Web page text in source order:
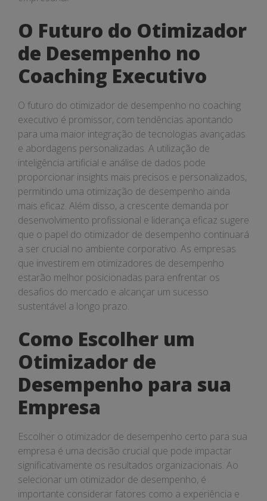
O Futuro do Otimizador
de Desempenho no
Coaching Executivo
O futuro do otimizador de desempenho no coaching
executivo é promissor, com tendências apontando
para uma maior integração de tecnologias avançadas
e abordagens personalizadas. A utilização de
inteligência artificial e análise de dados pode
proporcionar insights mais precisos e personalizados,
permitindo uma otimização de desempenho ainda
mais eficaz. Além disso, a crescente demanda por
desenvolvimento profissional e liderança eficaz sugere
que o papel do otimizador de desempenho continuará
a ser crucial no ambiente corporativo. As empresas
que investirem em otimizadores de desempenho
estarão melhor posicionadas para enfrentar os
desafios do mercado e alcançar um sucesso
sustentável a longo prazo.
Como Escolher um
Otimizador de
Desempenho para sua
Empresa
Escolher o otimizador de desempenho certo para sua
empresa é uma decisão crucial que pode impactar
significativamente os resultados organizacionais. Ao
selecionar um otimizador de desempenho, é
importante considerar fatores como a experiência e